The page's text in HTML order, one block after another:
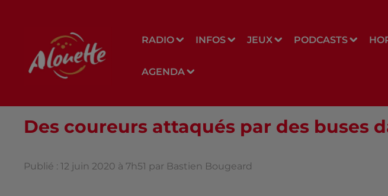
RADIO INFOS JEUX PODCASTS
AGENDA
Des coureurs attaqués par des buses
Publié : 12 juin 2020 à 7h51 par Bastien Bougeard